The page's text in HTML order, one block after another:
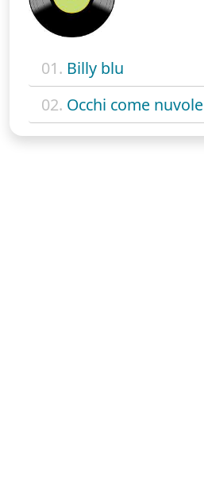
01. Billy blu
02. Occhi come nuvole